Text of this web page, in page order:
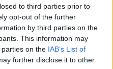
to third parties prior to
opt-out of the further
by third parties on the
This information may
on the IAB’s List of
further disclose it to other